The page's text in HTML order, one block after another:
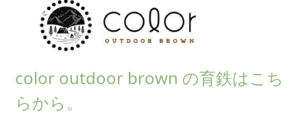
color outdoor brown の育鉄はこち
らから。